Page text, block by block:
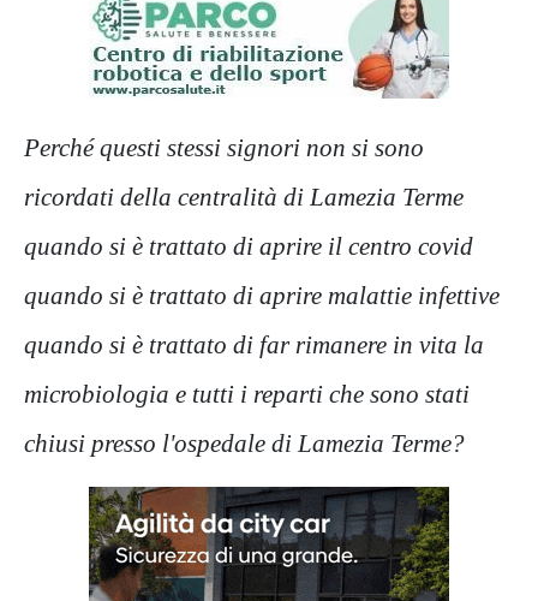
Perché questi stessi signori non si sono
ricordati della centralità di Lamezia Terme
quando si è trattato di aprire il centro covid
quando si è trattato di aprire malattie infettive
quando si è trattato di far rimanere in vita la
microbiologia e tutti i reparti che sono stati
chiusi presso l'ospedale di Lamezia Terme?